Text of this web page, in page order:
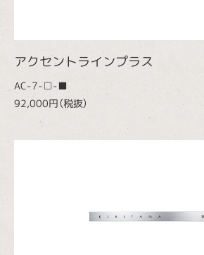
アクセントラインプラス
AC-7-□-■
92,000円（税抜）